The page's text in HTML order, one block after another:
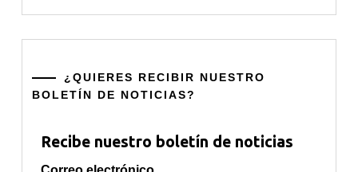
¿QUIERES RECIBIR NUESTRO
BOLETÍN DE NOTICIAS?
Recibe nuestro boletín de noticias